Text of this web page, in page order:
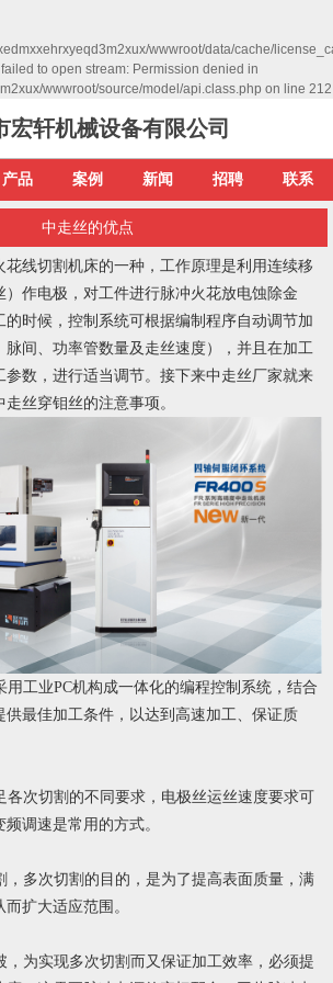
wwwroot/data/cache/
failed to open stream: Permission denied in
wwwroot/source/model/api.class.php on line 212
宏轩机械设备有限公司
产品 案例 新闻 招聘 联系
中走丝的优点
线切割机床的一种，工作原理是利用连续移
）作电极，对工件进行脉冲火花放电蚀除金
的时候，控制系统可根据编制程序自动调节加
脉间、功率管数量及走丝速度），并且在加工
参数，进行适当调节。接下来中走丝厂家就来
丝穿钼丝的注意事项。
工业PC机构成一体化的编程控制系统，结合
供最佳加工条件，以达到高速加工、保证质
次切割的不同要求，电极丝运丝速度要求可
调速是常用的方式。
多次切割的目的，是为了提高表面质量，满
扩大适应范围。
为实现多次切割而又保证加工效率，必须提